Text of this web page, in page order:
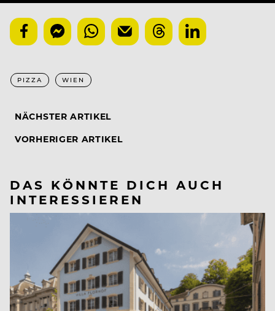
PIZZA WIEN
NÄCHSTER ARTIKEL
VORHERIGER ARTIKEL
DAS KÖNNTE DICH AUCH
INTERESSIEREN